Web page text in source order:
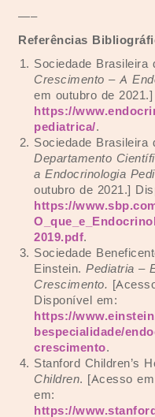
—–
Referências
Sociedade Brasileira
Crescimento – A
em outubro de
https://
pediatrica/.
Sociedade Brasileira
Departamento
a Endocrinologia
outubro de 2021.]
https://
2019.pdf.
Sociedade
Einstein.Pediatria –
Crescimento.
Disponível em:
https://
bespecialidade/
crescimento.
Stanford Children’s
Children. [Acesso
em:
https://